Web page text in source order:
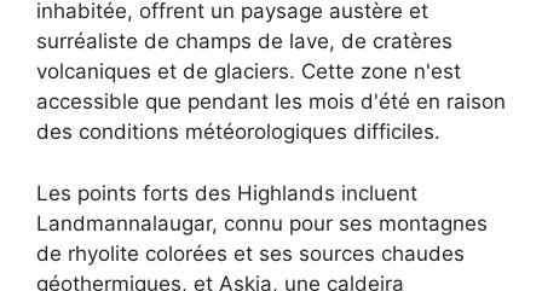
inhabitée, offrent un paysage austère et
surréaliste de champs de lave, de cratères
volcaniques et de glaciers. Cette zone n'est
accessible que pendant les mois d'été en raison
des conditions météorologiques difficiles.
Les points forts des Highlands incluent
Landmannalaugar, connu pour ses montagnes
de rhyolite colorées et ses sources chaudes
géothermiques, et Askja, une caldeira